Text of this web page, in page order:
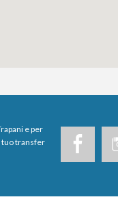
e per
tuo transfer